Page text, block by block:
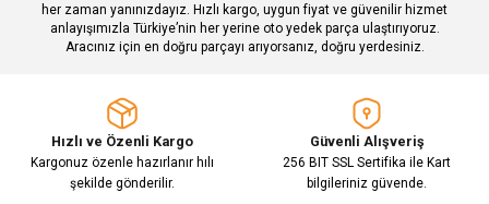
Gönder
her zaman yanınızdayız. Hızlı kargo, uygun fiyat ve güvenilir hizmet
anlayışımızla Türkiye’nin her yerine oto yedek parça ulaştırıyoruz.
Aracınız için en doğru parçayı arıyorsanız, doğru yerdesiniz.
Hızlı ve Özenli Kargo
Kargonuz özenle hazırlanır hılı
şekilde gönderilir.
Güvenli Alışveriş
256 BIT SSL Sertifika ile Kart
bilgileriniz güvende.